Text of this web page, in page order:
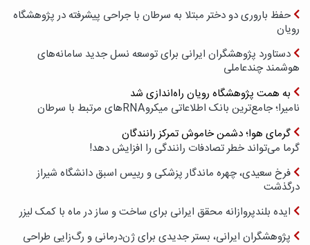
حفظ باروری دو دختر مبتلا به سرطان با جراحی پیشرفته در پژوهشگاه
رویان
دستاورد پژوهشگران ایرانی برای توسعه نسل جدید سامانه‌های
هوشمند چندعاملی
به همت پژوهشگاه رویان راه‌اندازی شد
نامیرا؛ جامع‌ترین بانک اطلاعاتی میکروRNAهای مرتبط با سرطان
گرمای هوا؛ دشمن خاموش تمرکز رانندگان
گرما می‌تواند خطر تصادفات رانندگی را افزایش دهد!
فرخ سعیدی، چهره ماندگار پزشکی و رییس اسبق دانشگاه شیراز
درگذشت
ایده بلندپروازانه محقق ایرانی برای ساخت و ساز در ماه با کمک لیزر
پژوهشگران ایرانی، بستر جدیدی برای ژن‌درمانی و رگ‌زایی طراحی